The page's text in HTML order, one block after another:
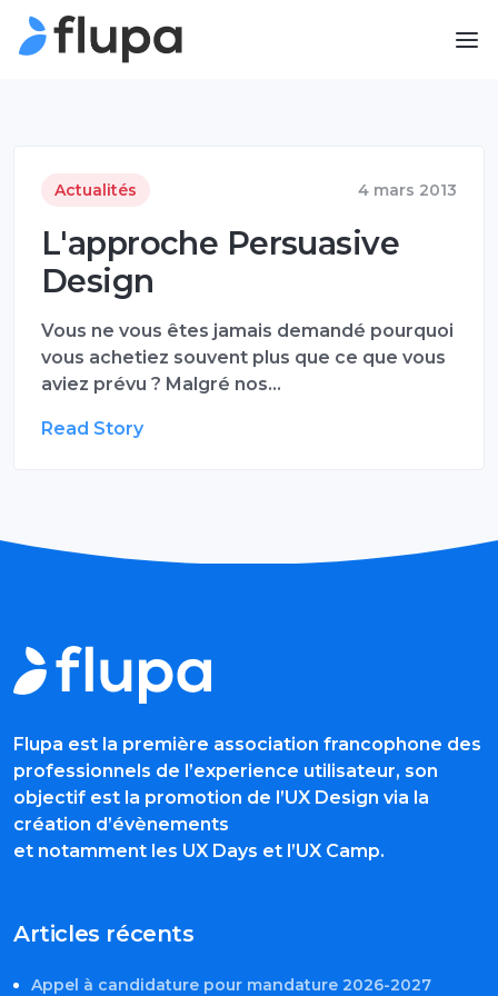
Actualités 4 mars 2013
L'approche Persuasive
Design
Vous ne vous êtes jamais demandé pourquoi
vous achetiez souvent plus que ce que vous
aviez prévu ? Malgré nos…
Read Story
Flupa est la première association francophone des
professionnels de l’experience utilisateur, son
objectif est la promotion de l’UX Design via la
création d’évènements
et notamment les UX Days et l’UX Camp.
Articles récents
Appel à candidature pour mandature 2026-2027